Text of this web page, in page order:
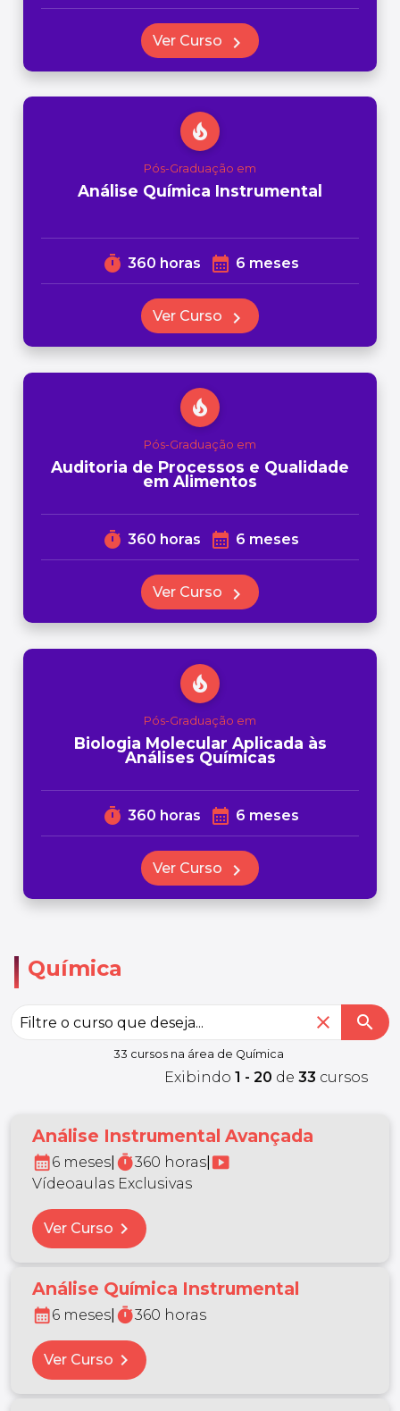
Ver Curso chevron_right
local_fire_department
Pós-Graduação em
Análise Química Instrumental
timer 360 horas calendar_month 6 meses
Ver Curso chevron_right
local_fire_department
Pós-Graduação em
Auditoria de Processos e Qualidade
em Alimentos
timer 360 horas calendar_month 6 meses
Ver Curso chevron_right
local_fire_department
Pós-Graduação em
Biologia Molecular Aplicada às
Análises Químicas
timer 360 horas calendar_month 6 meses
Ver Curso chevron_right
Química
close search
33 cursos na área de Química
Exibindo 1 - 20 de 33 cursos
Análise Instrumental Avançada
calendar_month6 meses timer360 horas smart_display
Vídeoaulas Exclusivas
Ver Curso chevron_right
Análise Química Instrumental
calendar_month6 meses timer360 horas
Ver Curso chevron_right